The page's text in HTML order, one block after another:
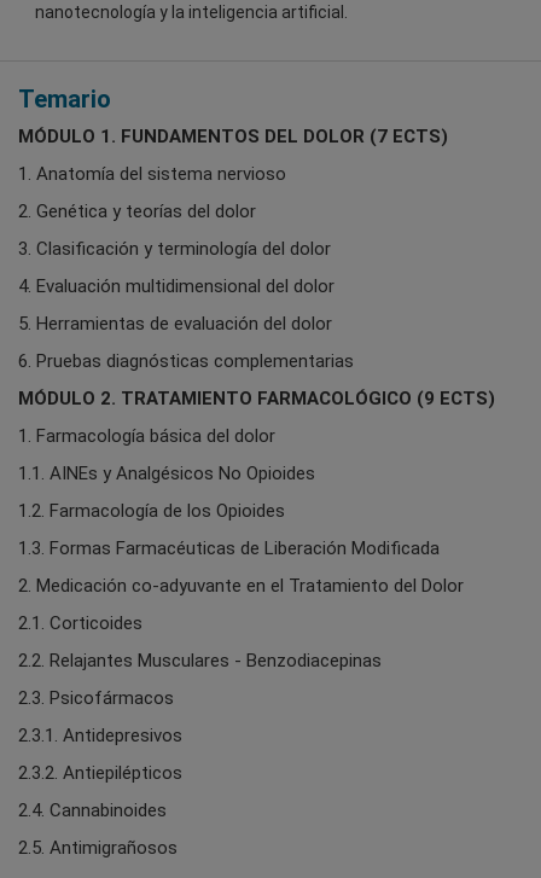
nanotecnología y la inteligencia artificial.
Temario
MÓDULO 1. FUNDAMENTOS DEL DOLOR (7 ECTS)
1. Anatomía del sistema nervioso
2. Genética y teorías del dolor
3. Clasificación y terminología del dolor
4. Evaluación multidimensional del dolor
5. Herramientas de evaluación del dolor
6. Pruebas diagnósticas complementarias
MÓDULO 2. TRATAMIENTO FARMACOLÓGICO (9 ECTS)
1. Farmacología básica del dolor
1.1. AINEs y Analgésicos No Opioides
1.2. Farmacología de los Opioides
1.3. Formas Farmacéuticas de Liberación Modificada
2. Medicación co-adyuvante en el Tratamiento del Dolor
2.1. Corticoides
2.2. Relajantes Musculares - Benzodiacepinas
2.3. Psicofármacos
2.3.1. Antidepresivos
2.3.2. Antiepilépticos
2.4. Cannabinoides
2.5. Antimigrañosos